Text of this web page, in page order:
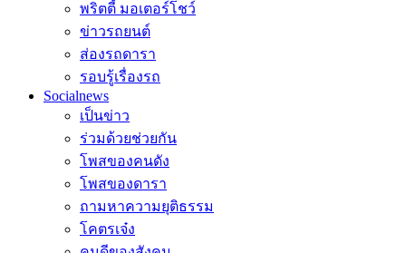
พริตตี้ มอเตอร์โชว์
ข่าวรถยนต์
ส่องรถดารา
รอบรู้เรื่องรถ
Socialnews
เป็นข่าว
ร่วมด้วยช่วยกัน
โพสของคนดัง
โพสของดารา
ถามหาความยุติธรรม
โคตรเจ๋ง